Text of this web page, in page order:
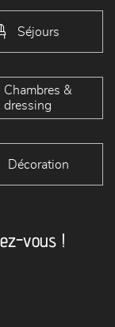
Séjours
Chambres &
dressing
Décoration
vous !